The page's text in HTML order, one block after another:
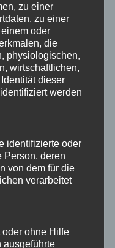
zu einer
zu einer
oder
die
physiologischen,
wirtschaftlichen,
dieser
werden
identifizierte oder
Person, deren
von dem für die
verarbeitet
ohne Hilfe
ausgeführte